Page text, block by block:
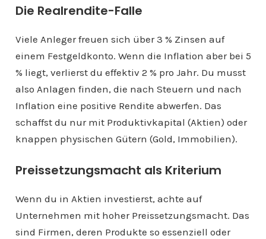
Die Realrendite-Falle
Viele Anleger freuen sich über 3 % Zinsen auf
einem Festgeldkonto. Wenn die Inflation aber bei 5
% liegt, verlierst du effektiv 2 % pro Jahr. Du musst
also Anlagen finden, die nach Steuern und nach
Inflation eine positive Rendite abwerfen. Das
schaffst du nur mit Produktivkapital (Aktien) oder
knappen physischen Gütern (Gold, Immobilien).
Preissetzungsmacht als Kriterium
Wenn du in Aktien investierst, achte auf
Unternehmen mit hoher Preissetzungsmacht. Das
sind Firmen, deren Produkte so essenziell oder